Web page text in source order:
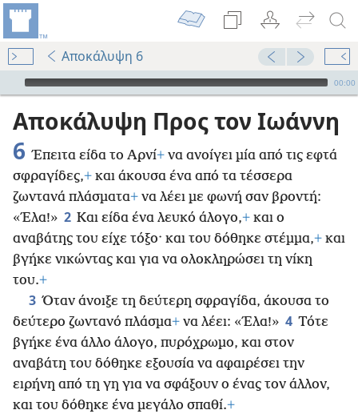
Αποκάλυψη 6
Audio Player
00:00
Αποκάλυψη Προς τον Ιωάννη
6 Έπειτα είδα το Αρνί+ να ανοίγει μία από τις εφτά
σφραγίδες,+ και άκουσα ένα από τα τέσσερα
ζωντανά πλάσματα+ να λέει με φωνή σαν βροντή:
«Έλα!» 2 Και είδα ένα λευκό άλογο,+ και ο
αναβάτης του είχε τόξο· και του δόθηκε στέμμα,+ και
βγήκε νικώντας και για να ολοκληρώσει τη νίκη
του.+
3 Όταν άνοιξε τη δεύτερη σφραγίδα, άκουσα το
δεύτερο ζωντανό πλάσμα+ να λέει: «Έλα!» 4 Τότε
βγήκε ένα άλλο άλογο, πυρόχρωμο, και στον
αναβάτη του δόθηκε εξουσία να αφαιρέσει την
ειρήνη από τη γη για να σφάξουν ο ένας τον άλλον,
και του δόθηκε ένα μεγάλο σπαθί.+